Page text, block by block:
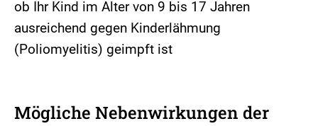
ob Ihr Kind im Alter von 9 bis 17 Jahren
ausreichend gegen Kinderlähmung
(Poliomyelitis) geimpft ist
Mögliche Nebenwirkungen der